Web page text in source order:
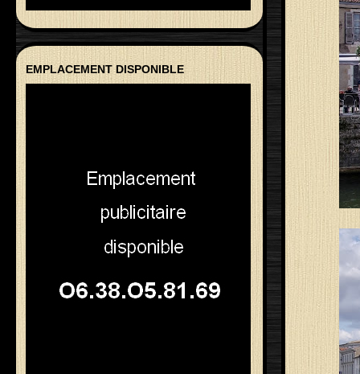
EMPLACEMENT DISPONIBLE